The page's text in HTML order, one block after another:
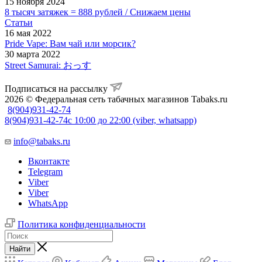
8 тысяч затяжек = 888 рублей / Снижаем цены
Статьи
16 мая 2022
Pride Vape: Вам чай или морсик?
30 марта 2022
Street Samurai: おっす
Подписаться на рассылку
2026 © Федеральная сеть табачных магазинов Tabaks.ru
8(904)931-42-74
8(904)931-42-74с 10:00 до 22:00 (viber, whatsapp)
info@tabaks.ru
Вконтакте
Telegram
Viber
Viber
WhatsApp
Политика конфиденциальности
Найти